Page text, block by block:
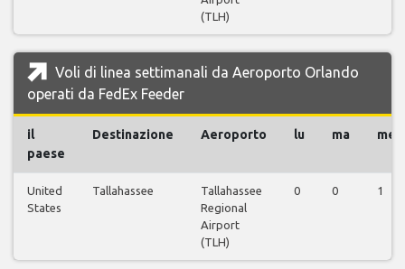
(TLH)
Voli di linea settimanali da Aeroporto Orlando
operati da FedEx Feeder
il
paese
Destinazione Aeroporto lu ma me
United
States
Tallahassee
Tallahassee
Regional
Airport
(TLH)
0 0 1